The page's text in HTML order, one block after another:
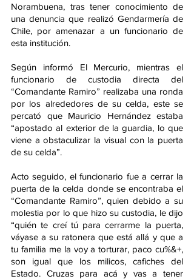
Norambuena, tras tener conocimiento de
una denuncia que realizó Gendarmería de
Chile, por amenazar a un funcionario de
esta institución.
Según informó El Mercurio, mientras el
funcionario de custodia directa del
“Comandante Ramiro” realizaba una ronda
por los alrededores de su celda, este se
percató que Mauricio Hernández estaba
“apostado al exterior de la guardia, lo que
viene a obstaculizar la visual con la puerta
de su celda”.
Acto seguido, el funcionario fue a cerrar la
puerta de la celda donde se encontraba el
“Comandante Ramiro”, quien debido a su
molestia por lo que hizo su custodia, le dijo
“quién te creí tú para cerrarme la puerta,
váyase a su ratonera que está allá y que a
tu familia me la voy a torturar, paco cu%&+,
son igual que los milicos, cafiches del
Estado. Cruzas para acá y vas a tener